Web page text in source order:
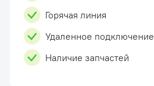
Горячая линия
Удаленное подключение
Наличие запчастей